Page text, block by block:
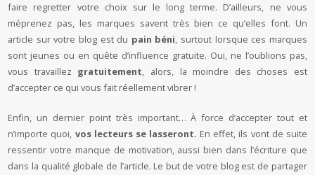
faire regretter votre choix sur le long terme. D’ailleurs, ne vous
méprenez pas, les marques savent très bien ce qu’elles font. Un
article sur votre blog est du pain béni, surtout lorsque ces marques
sont jeunes ou en quête d’influence gratuite. Oui, ne l’oublions pas,
vous travaillez gratuitement, alors, la moindre des choses est
d’accepter ce qui vous fait réellement vibrer !
Enfin, un dernier point très important… À force d’accepter tout et
n’importe quoi, vos lecteurs se lasseront. En effet, ils vont de suite
ressentir votre manque de motivation, aussi bien dans l’écriture que
dans la qualité globale de l’article. Le but de votre blog est de partager